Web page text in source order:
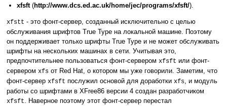
xfsft(http://www.dcs.ed.ac.uk/home/jec/programs/xfsft/).
xfstt - это фонт-сервер, созданный исключительно с целью
обслуживания шрифтов True Type на локальной машине. Поэтому
он поддерживает только шрифты True Type и не может обслуживать
шрифты на нескольких машинах в сети. Учитывая это,
предпочтительнее пользоваться фонт-сервером xfsft или фонт-
сервером xfs от Red Hat, о котором мы уже говорили. Заметим, что
фонт-сервер xfsft послужил основой для доработки xfs , и модуль
работы со шрифтами в XFree86 версии 4 создан разработчиком
xfsft
. Наверное поэтому этот фонт-сервер перестал